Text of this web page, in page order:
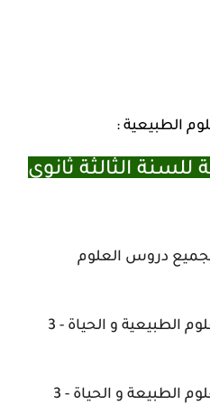
الطبيعية :
للسنة الثالثة ثانوي
دروس العلوم
حوليات الفائز في العلوم الطبيعية و الحياة - 3
حوليات إستعد في علوم الطبيعة و الحياة - 3